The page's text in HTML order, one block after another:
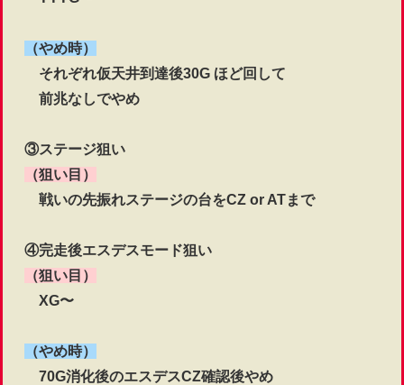
（やめ時）
それぞれ仮天井到達後30G ほど回して
前兆なしでやめ
③ステージ狙い
（狙い目）
戦いの先振れステージの台をCZ or ATまで
④完走後エスデスモード狙い
（狙い目）
XG〜
（やめ時）
70G消化後のエスデスCZ確認後やめ